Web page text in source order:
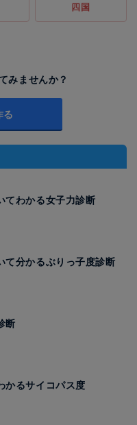
四国
みませんか？
る
てわかる女子力診断
て分かるぶりっ子度診断
断
かるサイコパス度